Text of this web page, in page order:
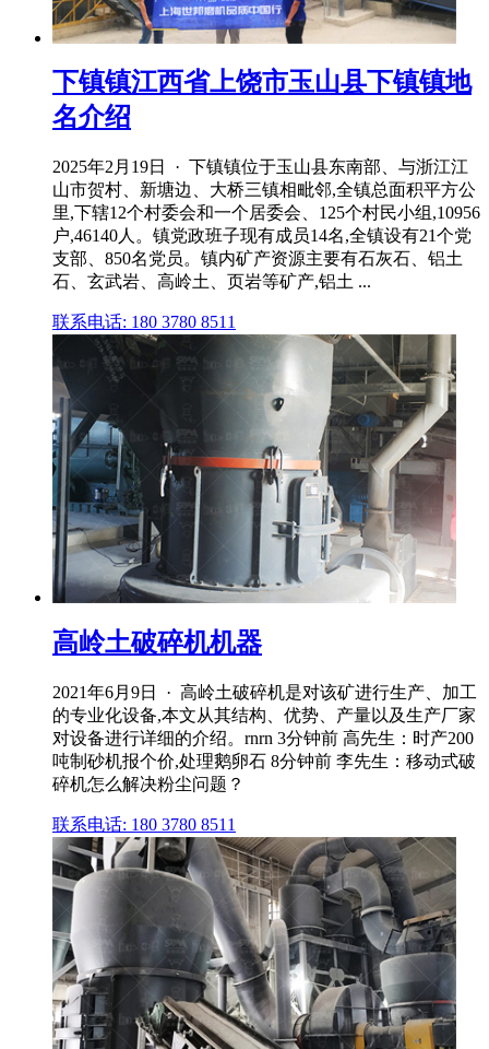
下镇镇江西省上饶市玉山县下镇镇地
名介绍
2025年2月19日 · 下镇镇位于玉山县东南部、与浙江江
山市贺村、新塘边、大桥三镇相毗邻,全镇总面积平方公
里,下辖12个村委会和一个居委会、125个村民小组,10956
户,46140人。镇党政班子现有成员14名,全镇设有21个党
支部、850名党员。镇内矿产资源主要有石灰石、铝土
石、玄武岩、高岭土、页岩等矿产,铝土 ...
联系电话: 180 3780 8511
高岭土破碎机机器
2021年6月9日 · 高岭土破碎机是对该矿进行生产、加工
的专业化设备,本文从其结构、优势、产量以及生产厂家
对设备进行详细的介绍。rnrn 3分钟前 高先生：时产200
吨制砂机报个价,处理鹅卵石 8分钟前 李先生：移动式破
碎机怎么解决粉尘问题？
联系电话: 180 3780 8511